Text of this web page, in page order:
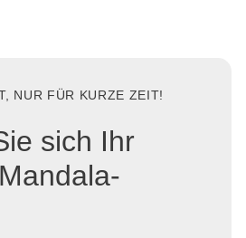
NUR FÜR KURZE ZEIT!
sich Ihr